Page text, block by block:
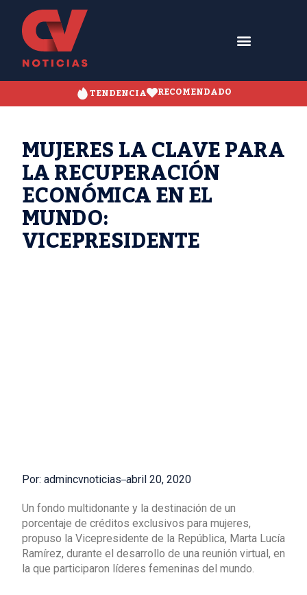
TENDENCIA RECOMENDADO
MUJERES LA CLAVE PARA
LA RECUPERACIÓN
ECONÓMICA EN EL
MUNDO:
VICEPRESIDENTE
Por: admincvnoticias abril 20, 2020
Un fondo multidonante y la destinación de un
porcentaje de créditos exclusivos para mujeres,
propuso la Vicepresidente de la República, Marta Lucía
Ramírez, durante el desarrollo de una reunión virtual, en
la que participaron líderes femeninas del mundo.